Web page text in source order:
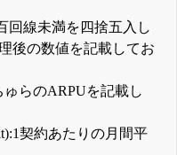
回線未満を四捨五入し
後の数値を記載してお
らのARPUを記載し
契約あたりの月間平